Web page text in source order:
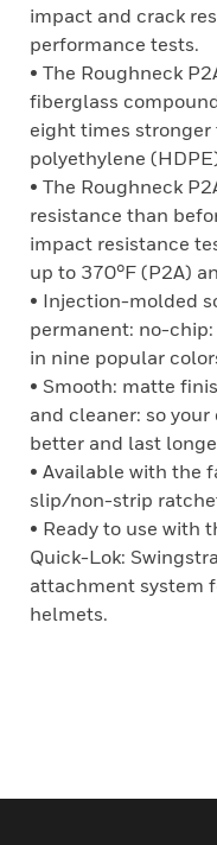
impact and crack
performance tests.
• The Roughneck
fiberglass
eight times
polyethylene
• The Roughneck
resistance than
impact resistance
up to 370°F (P2A)
• Injection-molded
permanent: no-
in nine popular
• Smooth: matte
and cleaner: so
better and last
• Available with the
slip/non-strip
• Ready to use with
Quick-Lok:
attachment system
helmets.